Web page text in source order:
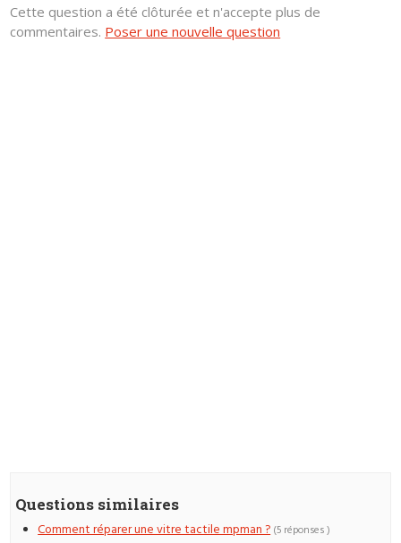
Cette question a été clôturée et n'accepte plus de
commentaires. Poser une nouvelle question
Questions similaires
Comment réparer une vitre tactile mpman ? (5 réponses )